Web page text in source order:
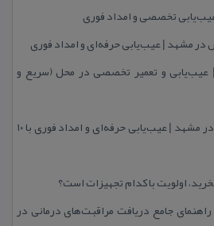
عیب‌یابی تخصصی و امداد فوری
مشهد | عیب‌یابی حرفه‌ای و امداد فوری
عیب‌یابی و تعمیر تخصصی در محل (سریع و
تعمیرگاه تخصصی كوییك در مشهد | عیب‌یابی حرفه‌ای و امداد فوری با ۱۰
جامع دریافت مراقبت‌های درمانی در